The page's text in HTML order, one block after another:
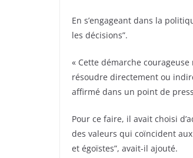
En s’engageant dans la
les décisions”.
« Cette démarche
résoudre directement ou
affirmé dans un point de
Pour ce faire, il avait choisi
des valeurs qui coïncident
et égoïstes”, avait-il ajouté.